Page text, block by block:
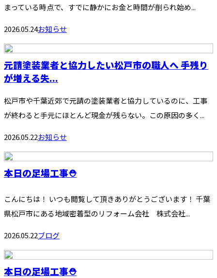
まっている時点で、すでに静かにお金と時間が削られ始め...
2026.05.24お知らせ
元請塗装業者と協力したい松戸市の職人へ 手残り
が増える失...
松戸市や千葉近郊で元請の塗装業者と協力しているのに、工事
が終わると手元にほとんど現金が残らない。この原因の多く...
2026.05.22お知らせ
本日の足場工事⛑️
こんにちは！ いつも閲覧して頂きありがとうございます！ 千葉
県松戸市にある地域密着型のリフォーム会社 株式会社...
2026.05.22ブログ
本日の足場工事⛑️